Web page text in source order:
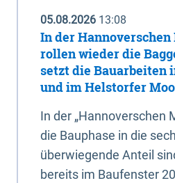
05.08.2026 13:08
In der Hannoverschen
rollen wieder die
setzt die Bauarbeiten
und im Helstorfer
In der „Hannoverschen
die Bauphase in die
überwiegende Anteil
bereits im Baufenster